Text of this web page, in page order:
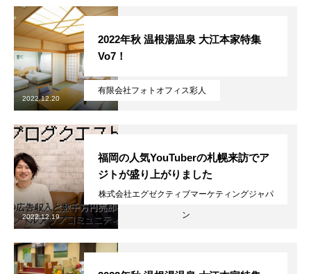
有限会社フォトオフィス彩人
2022年秋 温根湯温泉 大江本家特集
Vo7！
2022.12.20
株式会社エグゼクティブマーケティングジャパ
ン
福岡の人気YouTuberの札幌来訪でア
ジトが盛り上がりました
2022.12.19